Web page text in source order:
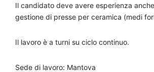
Il candidato deve avere esperienza
gestione di presse per ceramica (medi
Il lavoro è a turni su ciclo continuo.
Sede di lavoro: Mantova